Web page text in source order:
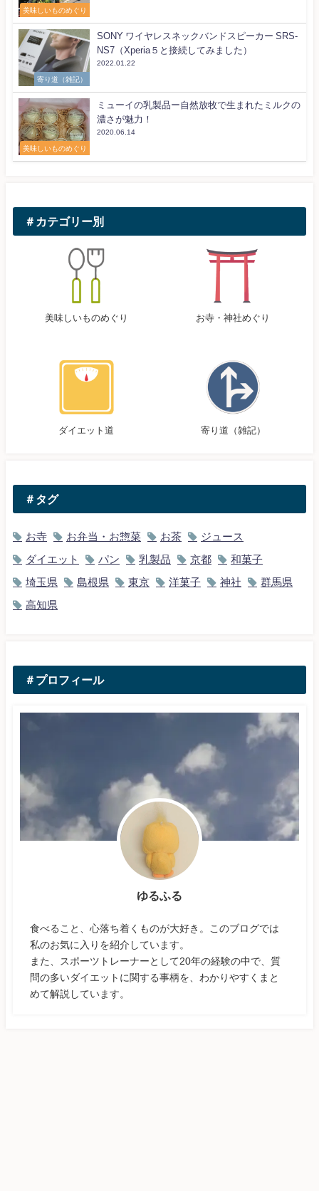
美味しいものめぐり
寄り道（雑記）
SONY ワイヤレスネックバンドスピーカー SRS-
NS7（Xperia５と接続してみました）
2022.01.22
美味しいものめぐり
ミューイの乳製品ー自然放牧で生まれたミルクの
濃さが魅力！
2020.06.14
＃カテゴリー別
美味しいものめぐり お寺・神社めぐり
ダイエット道 寄り道（雑記）
＃タグ
お寺 お弁当・お惣菜 お茶 ジュース
ダイエット パン 乳製品 京都 和菓子
埼玉県 島根県 東京 洋菓子 神社 群馬県
高知県
＃プロフィール
ゆるふる
食べること、心落ち着くものが大好き。このブログでは
私のお気に入りを紹介しています。
また、スポーツトレーナーとして20年の経験の中で、質
問の多いダイエットに関する事柄を、わかりやすくまと
めて解説しています。